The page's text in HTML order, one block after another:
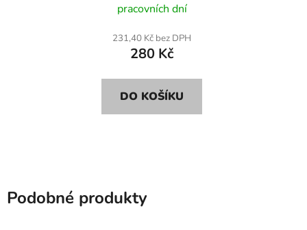
pracovních dní
231,40 Kč bez DPH
280 Kč
DO KOŠÍKU
Podobné produkty